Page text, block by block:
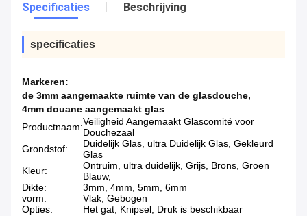
Specificaties Beschrijving
specificaties
Markeren:
de 3mm aangemaakte ruimte van de glasdouche,
4mm douane aangemaakt glas
Productnaam:Veiligheid Aangemaakt Glascomité voor
Douchezaal
Grondstof:
Duidelijk Glas, ultra Duidelijk Glas, Gekleurd
Glas
Kleur:
Ontruim, ultra duidelijk, Grijs, Brons, Groen
Blauw,
Dikte:
3mm, 4mm, 5mm, 6mm
vorm:
Vlak, Gebogen
Opties:
Het gat, Knipsel, Druk is beschikbaar